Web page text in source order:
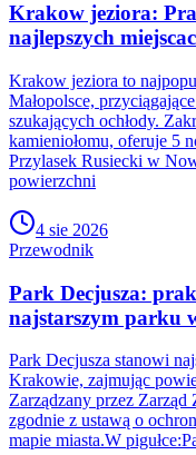
Krakow jeziora:
najlepszych
Krakow jeziora to
Małopolsce,
szukających ochłody.
kamieniołomu, oferuje 5
Przylasek Rusiecki w
powierzchni
4 sie 2026
Przewodnik
Park Decjusza:
najstarszym parku
Park Decjusza stanowi
Krakowie, zajmując
Zarządzany przez
zgodnie z ustawą o
mapie miasta.W